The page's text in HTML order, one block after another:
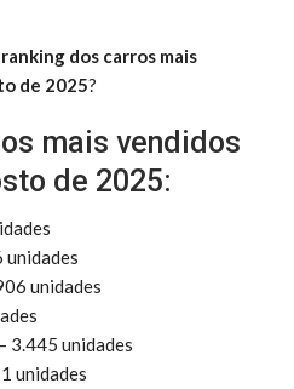
ranking dos carros mais
de 2025?
mais vendidos
de 2025:
unidades
unidades
– 3.445 unidades
unidades